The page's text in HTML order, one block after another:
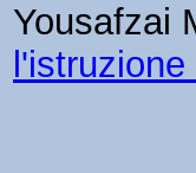
Yousafzai